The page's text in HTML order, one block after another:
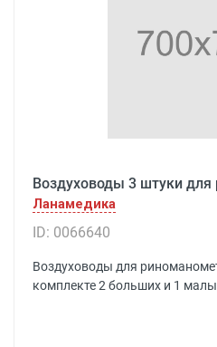
Воздуховоды 3 штуки
Ланамедика
ID: 0066640
Воздуховоды для
комплекте 2 больших и 1